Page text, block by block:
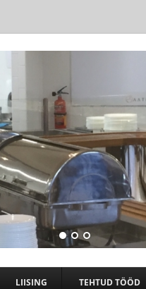
Skip to content
LIISING TEHTUD TÖÖD